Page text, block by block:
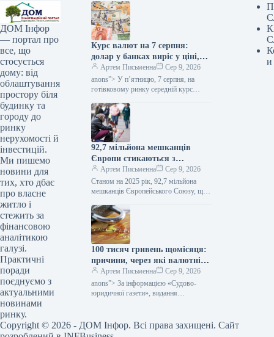
ДОМ Інфор
— портал про
все, що
стосується
дому: від
облаштування
простору біля
будинку та
городу до
ринку
нерухомості й
інвестицій.
Ми пишемо
новини для
тих, хто дбає
про власне
житло і
стежить за
фінансовою
аналітикою
галузі.
Практичні
поради
поєднуємо з
актуальними
новинами
ринку.
Курс валют на 7 серпня:
долар у банках виріс у ціні,
євро здешевшало — Мінфін
Артем Письменна
Сер 9, 2026
anons”> У п’ятницю, 7 серпня, на
готівковому ринку середній курс
копійки в покупці та на…
92,7 мільйона мешканців
Європи стикаються з
постійною загрозою
зубожіння: дані статистики
ЄС від Мінфіну.
Артем Письменна
Сер 9, 2026
Станом на 2025 рік, 92,7 мільйона
мешканців Європейського Союзу, що
населення, опинилися під загрозою
злиднів або…
100 тисяч гривень щомісяця:
причини, через які валютні
обмеження НБУ створили
труднощі для громадян
України — Фінанси
Артем Письменна
Сер 9, 2026
anons”> За інформацією «Судово-
юридичної газети», видання
потенційного підвищення лімітів для
громадян
и
Copyright © 2026 - ДОМ Інфор. Всі права захищені. Сайт